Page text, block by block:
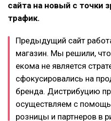
сайта на новый с точки
трафик.
Предыдущий сайт
магазин. Мы решили,
екома не является
сфокусировались на
бренда. Дистрибуцию
осуществляем с
розницы и партнеров в